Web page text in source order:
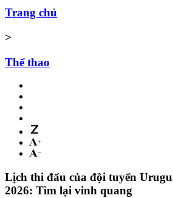
Trang chủ
>
Thể thao
Lịch thi đấu của đội tuyển
2026: Tìm lại vinh quang